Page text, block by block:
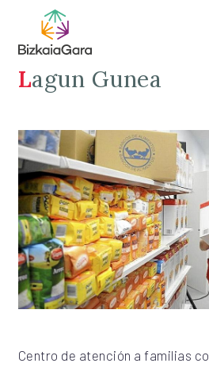
Lagun Gunea
Centro de atención a familias